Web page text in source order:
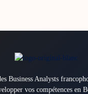
Business Analysts
vos compétences en